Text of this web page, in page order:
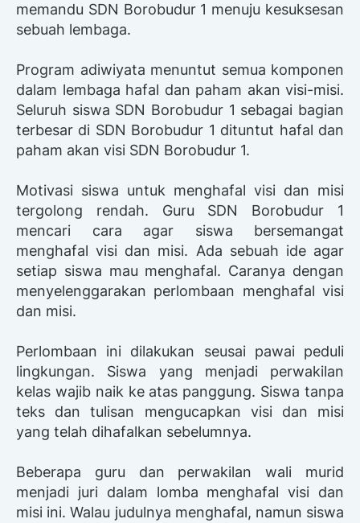
memandu SDN Borobudur 1 menuju kesuksesan
sebuah lembaga.
Program adiwiyata menuntut semua komponen
dalam lembaga hafal dan paham akan visi-misi.
Seluruh siswa SDN Borobudur 1 sebagai bagian
terbesar di SDN Borobudur 1 dituntut hafal dan
paham akan visi SDN Borobudur 1.
Motivasi siswa untuk menghafal visi dan misi
tergolong rendah. Guru SDN Borobudur 1
mencari cara agar siswa bersemangat
menghafal visi dan misi. Ada sebuah ide agar
setiap siswa mau menghafal. Caranya dengan
menyelenggarakan perlombaan menghafal visi
dan misi.
Perlombaan ini dilakukan seusai pawai peduli
lingkungan. Siswa yang menjadi perwakilan
kelas wajib naik ke atas panggung. Siswa tanpa
teks dan tulisan mengucapkan visi dan misi
yang telah dihafalkan sebelumnya.
Beberapa guru dan perwakilan wali murid
menjadi juri dalam lomba menghafal visi dan
misi ini. Walau judulnya menghafal, namun siswa